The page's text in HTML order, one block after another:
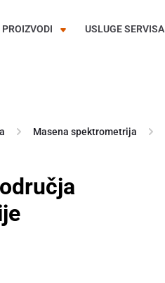
PROIZVODI USLUGE SERVISA
Masena spektrometrija